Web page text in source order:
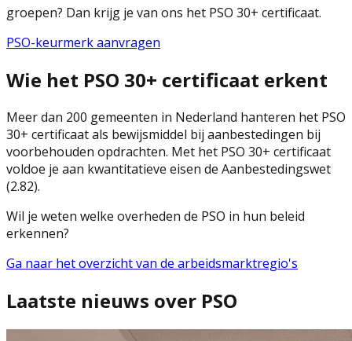
groepen? Dan krijg je van ons het PSO 30+ certificaat.
PSO-keurmerk aanvragen
Wie het PSO 30+ certificaat erkent
Meer dan 200 gemeenten in Nederland hanteren het PSO
30+ certificaat als bewijsmiddel bij aanbestedingen bij
voorbehouden opdrachten. Met het PSO 30+ certificaat
voldoe je aan kwantitatieve eisen de Aanbestedingswet
(2.82).
Wil je weten welke overheden de PSO in hun beleid
erkennen?
Ga naar het overzicht van de arbeidsmarktregio's
Laatste nieuws over PSO